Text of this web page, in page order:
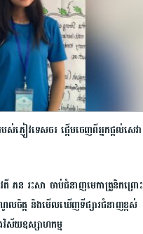
ស់ភ្ញៀវទេសចរ ផ្ដើមចេញពីអ្នកផ្ដល់សេវា
ភន រះសា ចាប់ជំនាញមេកាត្រូនិកព្រោះ
ចិត្ត និងមើលឃើញទីផ្សារជំនាញខ្ពស់
វិស័យឧស្សាហកម្ម